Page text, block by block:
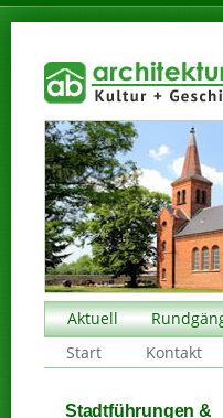
Aktuell
Start
Kontakt
Stadtführungen &